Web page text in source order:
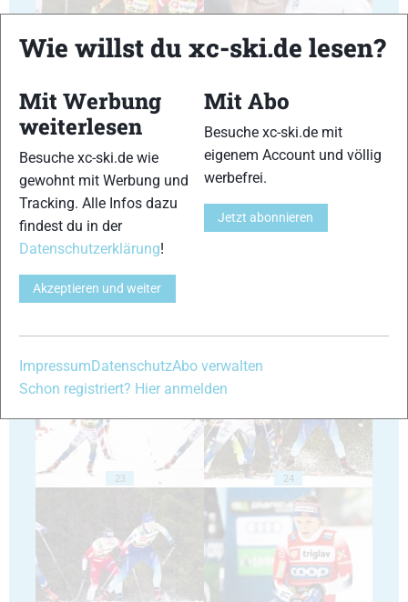
20
23 24
Wie willst du xc-ski.de lesen?
Mit Werbung
weiterlesen
Besuche xc-ski.de wie
gewohnt mit Werbung und
Tracking. Alle Infos dazu
findest du in der
Datenschutzerklärung!
Akzeptieren und weiter
Mit Abo
Besuche xc-ski.de mit
eigenem Account und völlig
werbefrei.
Jetzt abonnieren
ImpressumDatenschutzAbo verwalten
Schon registriert? Hier anmelden